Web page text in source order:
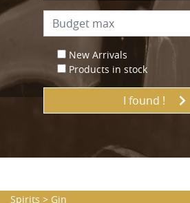
New Arrivals
Products in stock
I found !
Spirits > Gin